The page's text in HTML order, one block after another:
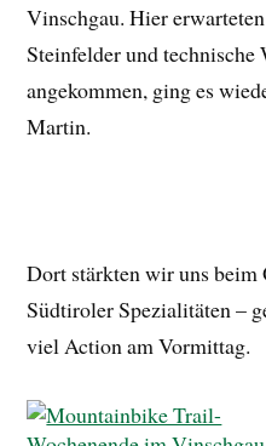
Vinschgau. Hier
Steinfelder und technische
angekommen, ging es
Martin.
Dort stärkten wir uns beim
Südtiroler Spezialitäten –
viel Action am Vormittag.